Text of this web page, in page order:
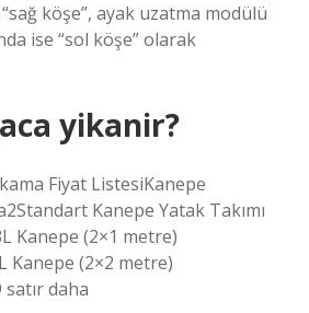
köşe”, ayak uzatma modülü
ise “sol köşe” olarak
yikanir?
Fiyat ListesiKanepe
Kanepe Yatak Takımı
Kanepe (2×1 metre)
Kanepe (2×2 metre)
daha